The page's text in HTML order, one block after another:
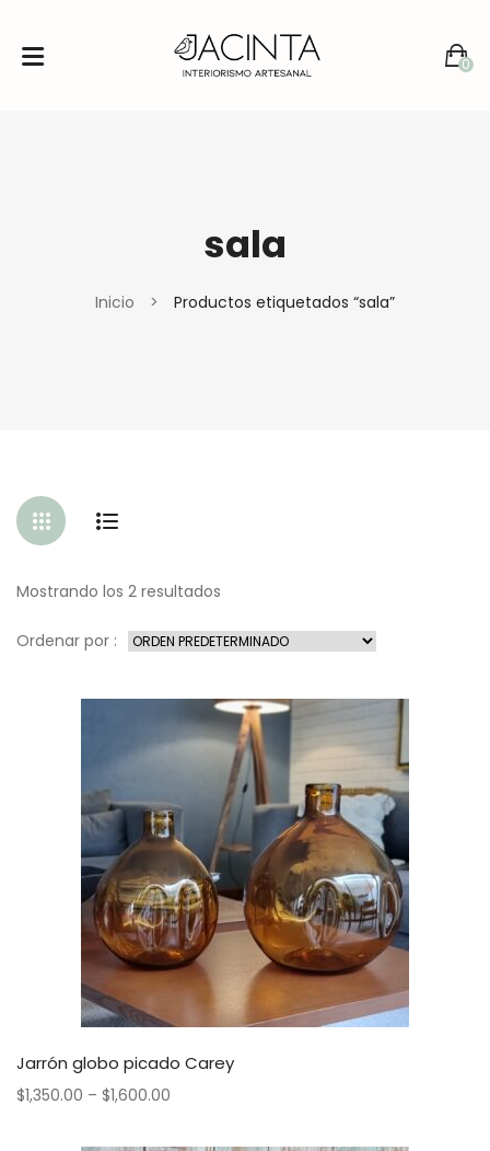
0
sala
Inicio > Productos etiquetados “sala”
Mostrando los 2 resultados
Ordenar por :
Jarrón globo picado Carey
$1,350.00 – $1,600.00